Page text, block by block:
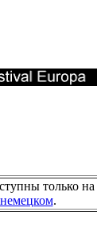
только на
немецком.